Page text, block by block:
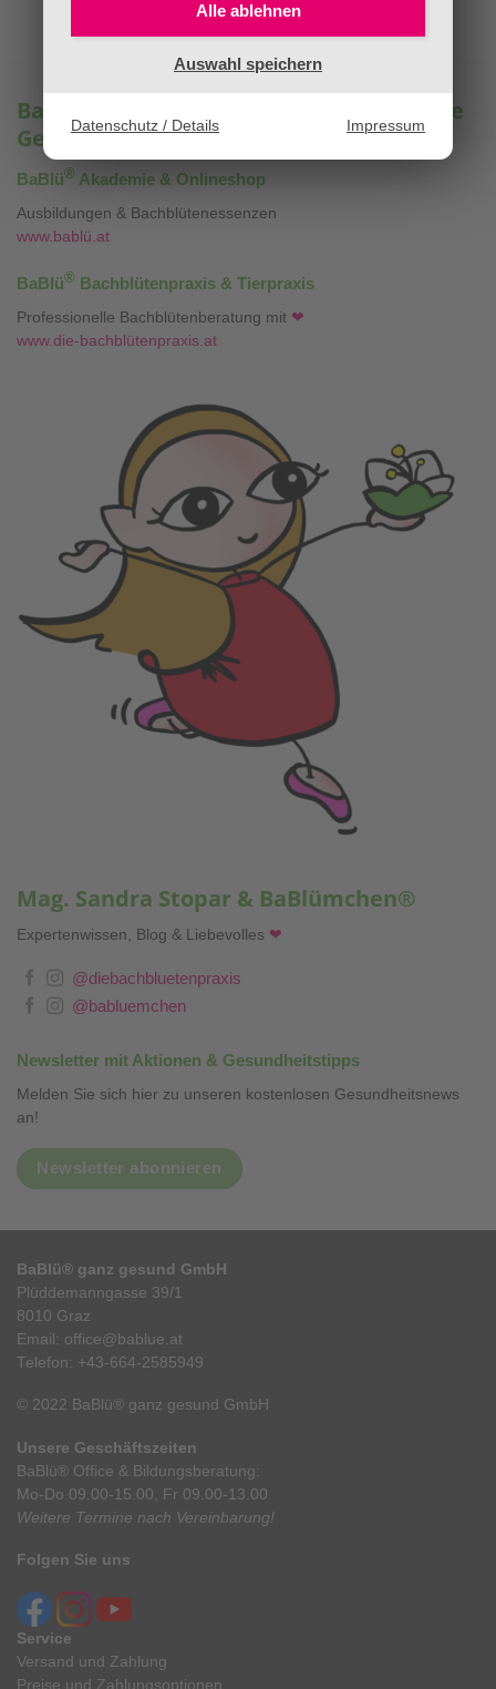
Alle ablehnen
Auswahl speichern
Datenschutz / Details Impressum
BaBlü® – Ihre Experten für ganzheitliche
Gesundheit & Bildung
BaBlü® Akademie & Onlineshop
Ausbildungen & Bachblütenessenzen
www.bablü.at
BaBlü® Bachblütenpraxis & Tierpraxis
Professionelle Bachblütenberatung mit ❤
www.die-bachblütenpraxis.at
Mag. Sandra Stopar & BaBlümchen®
Expertenwissen, Blog & Liebevolles ❤
@diebachbluetenpraxis
@babluemchen
Newsletter mit Aktionen & Gesundheitstipps
Melden Sie sich hier zu unseren kostenlosen Gesundheitsnews
an!
Newsletter abonnieren
BaBlü® ganz gesund GmbH
Plüddemanngasse 39/1
8010 Graz
Email: office@bablue.at
Telefon: +43-664-2585949
© 2022 BaBlü® ganz gesund GmbH
Unsere Geschäftszeiten
BaBlü® Office & Bildungsberatung:
Mo-Do 09.00-15.00, Fr 09.00-13.00
Weitere Termine nach Vereinbarung!
Folgen Sie uns
Service
Versand und Zahlung
Preise und Zahlungsoptionen